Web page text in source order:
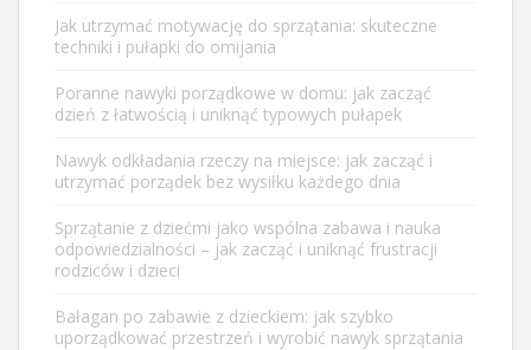
Jak utrzymać motywację do sprzątania: skuteczne
techniki i pułapki do omijania
Poranne nawyki porządkowe w domu: jak zacząć
dzień z łatwością i uniknąć typowych pułapek
Nawyk odkładania rzeczy na miejsce: jak zacząć i
utrzymać porządek bez wysiłku każdego dnia
Sprzątanie z dziećmi jako wspólna zabawa i nauka
odpowiedzialności – jak zacząć i uniknąć frustracji
rodziców i dzieci
Bałagan po zabawie z dzieckiem: jak szybko
uporządkować przestrzeń i wyrobić nawyk sprzątania